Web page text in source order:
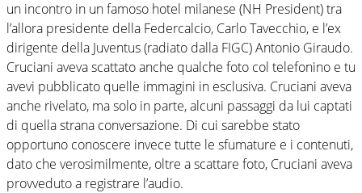
un incontro in un famoso hotel milanese (NH President) tra
l’allora presidente della Federcalcio, Carlo Tavecchio, e l’ex
dirigente della Juventus (radiato dalla FIGC) Antonio Giraudo.
Cruciani aveva scattato anche qualche foto col telefonino e tu
avevi pubblicato quelle immagini in esclusiva. Cruciani aveva
anche rivelato, ma solo in parte, alcuni passaggi da lui captati
di quella strana conversazione. Di cui sarebbe stato
opportuno conoscere invece tutte le sfumature e i contenuti,
dato che verosimilmente, oltre a scattare foto, Cruciani aveva
provveduto a registrare l’audio.